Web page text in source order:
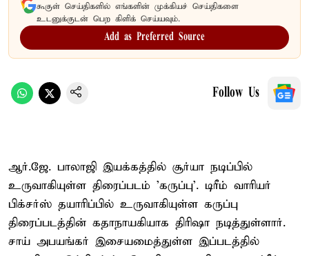
கூகுள் செய்திகளில் எங்களின் முக்கியச் செய்திகளை
உடனுக்குடன் பெற கிளிக் செய்யவும்.
Add as Preferred Source
Follow Us
ஆர்.ஜே. பாலாஜி இயக்கத்தில் சூர்யா நடிப்பில்
உருவாகியுள்ள திரைப்படம் ’கருப்பு’. டிரீம் வாரியர்
பிக்சர்ஸ் தயாரிப்பில் உருவாகியுள்ள கருப்பு
திரைப்படத்தின் கதாநாயகியாக திரிஷா நடித்துள்ளார்.
சாய் அபயங்கர் இசையமைத்துள்ள இப்படத்தில்